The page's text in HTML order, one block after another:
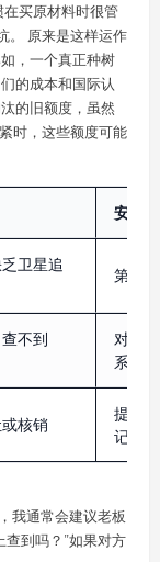
买原材料时很管
。 原来是这样运作
，一个真正种树
的成本和国际认
的旧额度，虽然
时，这些额度可能
安全
卫星追
第三
不到
对接
系统
核销
提供
记录
我通常会建议老板
查到吗？”如果对方